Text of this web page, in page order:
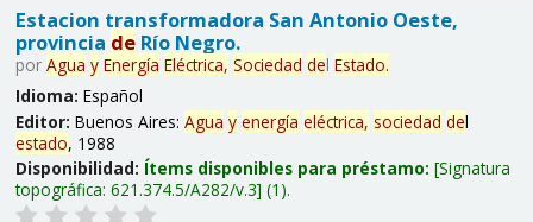
Estacion transformadora San Antonio Oeste,
provincia deRío Negro.
por Agua y Energía Eléctrica, Sociedad del Estado.
Idioma: Español
Editor: Buenos Aires: Agua y energía eléctrica, sociedad del
estado, 1988
Disponibilidad: Ítems disponibles para préstamo: Signatura
topográfica: 621.374.5/A282/v.3 (1).